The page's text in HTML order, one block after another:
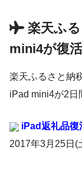
楽天ふ
mini4が復活
楽天ふるさと納
iPad mini4が2日
iPad返礼品復
2017年3月25日(